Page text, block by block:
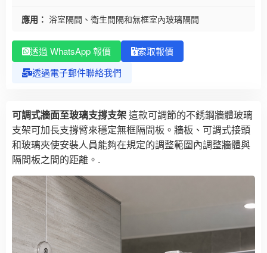
應用： 浴室隔間、衛生間隔和無框室內玻璃隔間
透過 WhatsApp 報價
索取報價
透過電子郵件聯絡我們
可調式牆面至玻璃支撐支架這款可調節的不銹鋼牆體玻璃
支架可加長支撐臂來穩定無框隔間板。牆板、可調式接頭
和玻璃夾使安裝人員能夠在規定的調整範圍內調整牆體與
隔間板之間的距離。.